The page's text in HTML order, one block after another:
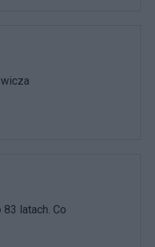
83 latach. Co